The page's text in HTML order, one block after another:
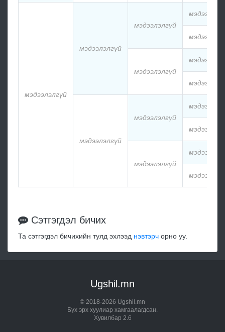
мэдээлэлгүй
мэдээлэлгүй
мэдээлэлгүй
мэдээлэлгүй
мэдээлэлгүй
мэдээлэлгүй
мэдээлэлгүй
Сэтгэгдэл бичих
Та сэтгэгдэл бичихийн тулд эхлээд нэвтэрч орно уу.
Ugshil.mn
© 2018-2026 Ugshil.mn
Бүх эрх хуулиар хамгаалагдсан.
Хувилбар 2.6